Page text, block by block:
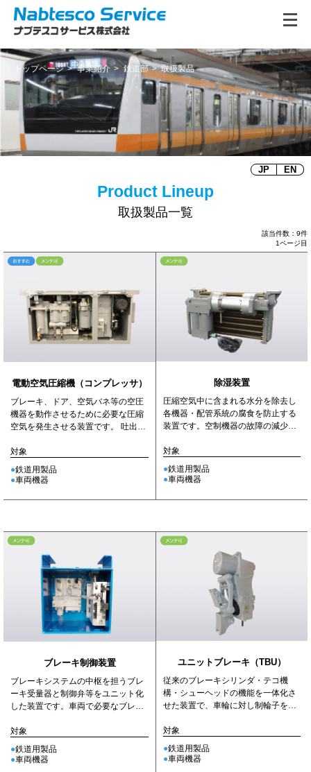
トップページ 事業紹介 鉄道部 取扱製品
JP EN
取扱製品一覧
該当件数：9件
1ページ目
電動空気圧縮機（コンプレッサ）
ブレーキ、ドア、空気バネ等の空圧
機器を動作させるために必要な圧縮
空気を発生させる装置です。 吐出容
対象
鉄道用製品
車両機器
除湿装置
圧縮空気中に含まれる水分を除去し
各機器・配管系統の腐食を防止する
装置です。空制機器の故障の減少と
す。
対象
鉄道用製品
車両機器
ブレーキ制御装置
ブレーキシステムの中枢を担うブレ
ーキ受量器と制御弁等をユニット化
した装置です。車両で必要なブレー
対象
鉄道用製品
車両機器
ユニットブレーキ（TBU）
従来のブレーキシリンダ・テコ機
構・シューヘッドの機能を一体化さ
せた装置で、車輪に対し制輪子を通
対象
鉄道用製品
車両機器